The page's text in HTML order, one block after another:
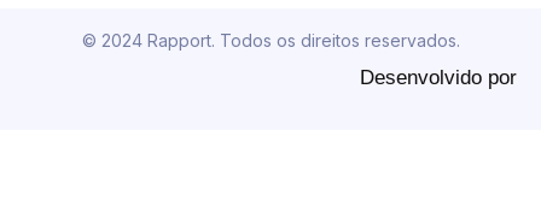
© 2024 Rapport. Todos os direitos reservados.
Desenvolvido por